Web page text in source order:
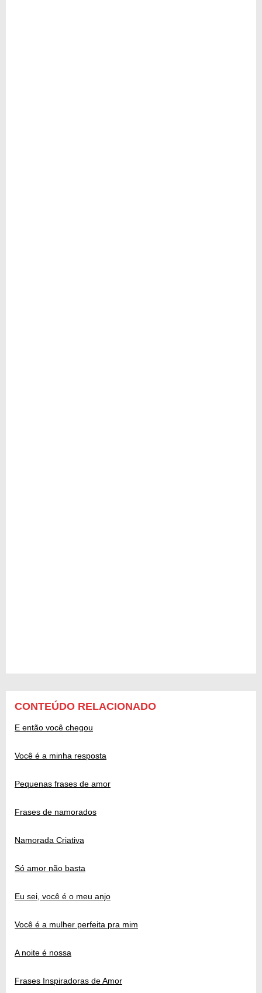
CONTEÚDO RELACIONADO
E então você chegou
Você é a minha resposta
Pequenas frases de amor
Frases de namorados
Namorada Criativa
Só amor não basta
Eu sei, você é o meu anjo
Você é a mulher perfeita pra mim
A noite é nossa
Frases Inspiradoras de Amor